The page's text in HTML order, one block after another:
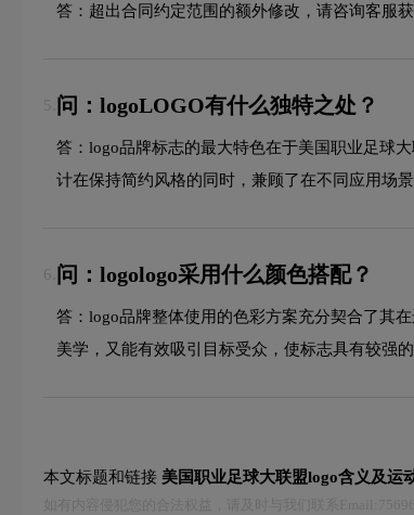
答：超出合同约定范围的额外修改，请咨询客服
5. 问：logoLOGO有什么独特之处？
答：logo品牌标志的最大特色在于美国职业足球
计在保持简约风格的同时，兼顾了在不同应用场
6. 问：logologo采用什么颜色搭配？
答：logo品牌整体使用的色彩方案充分契合了其
美学，又能有效吸引目标受众，使标志具有较强的
本文标题和链接 美国职业足球大联盟logo含义及运